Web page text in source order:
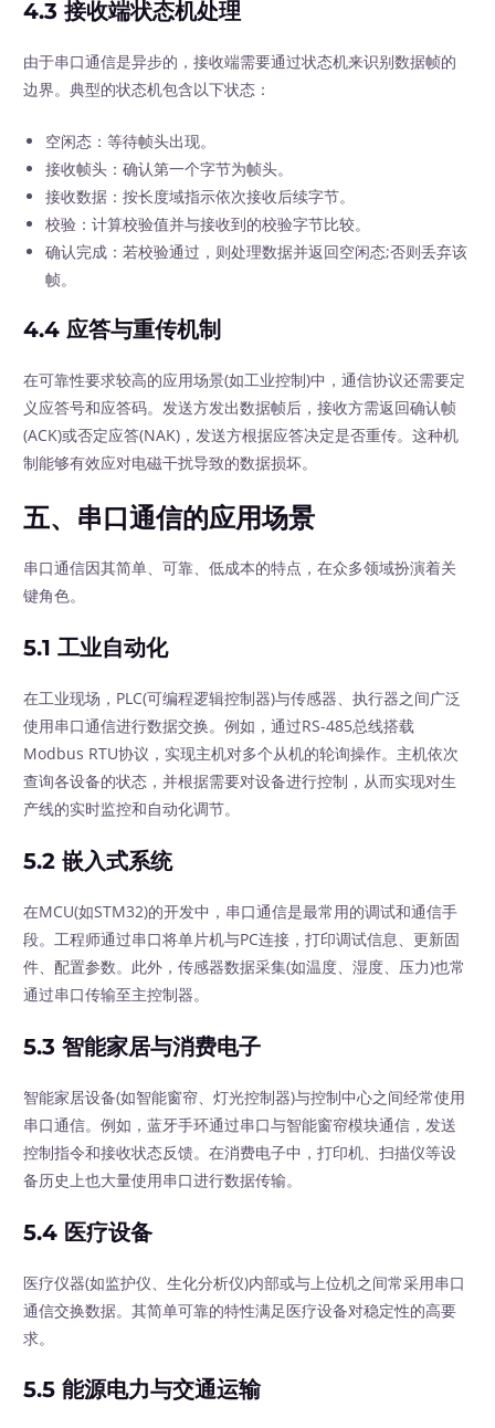
4.3 接收端状态机处理
由于串口通信是异步的，接收端需要通过状态机来识别数据帧的
边界。典型的状态机包含以下状态：
空闲态：等待帧头出现。
接收帧头：确认第一个字节为帧头。
接收数据：按长度域指示依次接收后续字节。
校验：计算校验值并与接收到的校验字节比较。
确认完成：若校验通过，则处理数据并返回空闲态;否则丢弃该
帧。
4.4 应答与重传机制
在可靠性要求较高的应用场景(如工业控制)中，通信协议还需要定
义应答号和应答码。发送方发出数据帧后，接收方需返回确认帧
(ACK)或否定应答(NAK)，发送方根据应答决定是否重传。这种机
制能够有效应对电磁干扰导致的数据损坏。
五、串口通信的应用场景
串口通信因其简单、可靠、低成本的特点，在众多领域扮演着关
键角色。
5.1 工业自动化
在工业现场，PLC(可编程逻辑控制器)与传感器、执行器之间广泛
使用串口通信进行数据交换。例如，通过RS-485总线搭载
Modbus RTU协议，实现主机对多个从机的轮询操作。主机依次
查询各设备的状态，并根据需要对设备进行控制，从而实现对生
产线的实时监控和自动化调节。
5.2 嵌入式系统
在MCU(如STM32)的开发中，串口通信是最常用的调试和通信手
段。工程师通过串口将单片机与PC连接，打印调试信息、更新固
件、配置参数。此外，传感器数据采集(如温度、湿度、压力)也常
通过串口传输至主控制器。
5.3 智能家居与消费电子
智能家居设备(如智能窗帘、灯光控制器)与控制中心之间经常使用
串口通信。例如，蓝牙手环通过串口与智能窗帘模块通信，发送
控制指令和接收状态反馈。在消费电子中，打印机、扫描仪等设
备历史上也大量使用串口进行数据传输。
5.4 医疗设备
医疗仪器(如监护仪、生化分析仪)内部或与上位机之间常采用串口
通信交换数据。其简单可靠的特性满足医疗设备对稳定性的高要
求。
5.5 能源电力与交通运输